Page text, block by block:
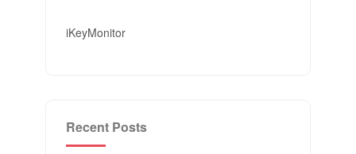
iKeyMonitor
Recent Posts